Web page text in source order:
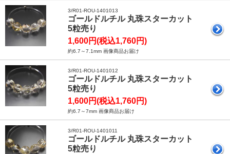
3/R01-ROU-1401013
ゴールドルチル 丸珠スターカット
5粒売り
1,600円(税込1,760円)
約6.7～7.1mm 画像商品お届け
3/R01-ROU-1401012
ゴールドルチル 丸珠スターカット
5粒売り
1,600円(税込1,760円)
約6.7～7mm 画像商品お届け
3/R01-ROU-1401011
ゴールドルチル 丸珠スターカット
5粒売り